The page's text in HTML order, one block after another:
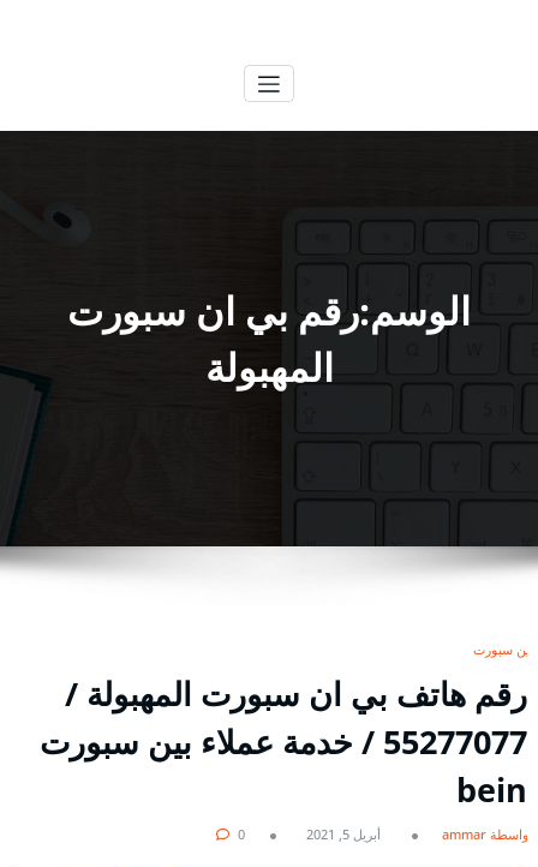
الوسم:رقم بي ان سبورت
المهبولة
بين سبورت
رقم هاتف بي ان سبورت المهبولة /
55277077 / خدمة عملاء بين سبورت
bein
بواسطة ammar أبريل 5, 2021 0